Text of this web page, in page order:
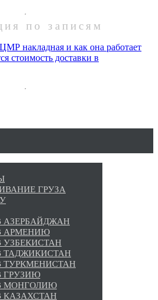
по записям
накладная и как она работает
стоимость доставки в
ГРУЗА
АЗЕРБАЙДЖАН
АРМЕНИЮ
УЗБЕКИСТАН
ТАДЖИКИСТАН
ТУРКМЕНИСТАН
ГРУЗИЮ
МОНГОЛИЮ
КАЗАХСТАН